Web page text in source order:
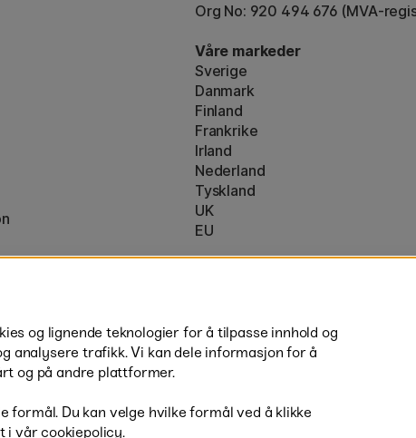
Org No: 920 494 676 (MVA-
Våre markeder
Sverige
Danmark
Finland
Frankrike
Irland
Nederland
Tyskland
UK
EU
og lignende teknologier for å tilpasse innhold og
analysere trafikk. Vi kan dele informasjon for å
og på andre plattformer.
formål. Du kan velge hvilke formål ved å klikke
i vår cookiepolicy.